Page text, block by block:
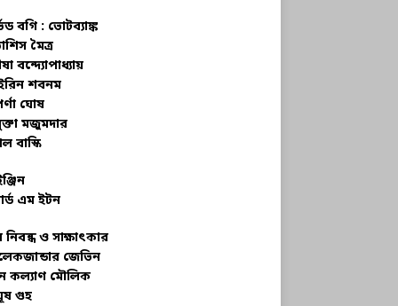
বগি : ভোটব্যাঙ্ক
মৈত্র
বন্দ্যোপাধ্যায়
শবনম
ঘোষ
মজুমদার
বাস্কি
এম ইটন
নিবন্ধ ও সাক্ষাৎকার
জেভিন
কল্যাণ মৌলিক
গুহ